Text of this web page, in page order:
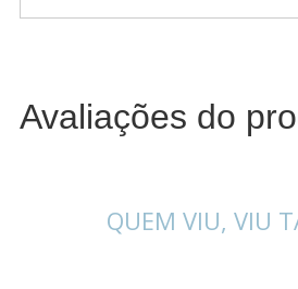
Avaliações do
QUEM VIU, VIU